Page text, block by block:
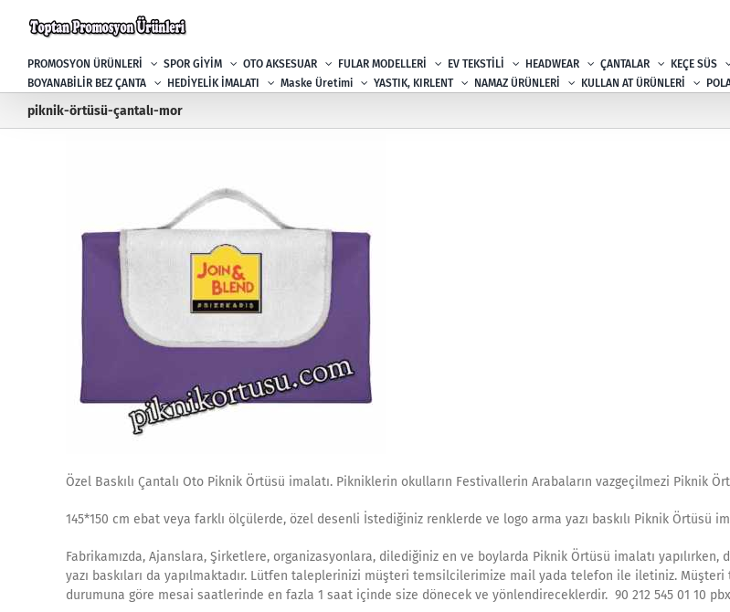
PROMOSYON ÜRÜNLERİ SPOR GİYİM OTO AKSESUAR FULAR MODELLERİ EV TEKSTİLİ HEADWEAR ÇANTALAR KEÇE SÜS
BOYANABİLİR BEZ ÇANTA
HEDİYELİK İMALATI Maske Üretimi YASTIK, KIRLENT NAMAZ ÜRÜNLERİ KULLAN AT ÜRÜNLERİ
piknik-örtüsü-çantalı-mor
Özel Baskılı Çantalı Oto Piknik Örtüsü imalatı. Pikniklerin okulların Festivallerin Arabaların vazgeçilmezi Piknik
145*150 cm ebat veya farklı ölçülerde, özel desenli İstediğiniz renklerde ve logo arma yazı baskılı Piknik Örtüsü
Fabrikamızda, Ajanslara, Şirketlere, organizasyonlara, dilediğiniz en ve boylarda Piknik Örtüsü imalatı yapılırken,
yazı baskıları da yapılmaktadır. Lütfen taleplerinizi müşteri temsilcilerimize mail yada telefon ile iletiniz.
durumuna göre mesai saatlerinde en fazla 1 saat içinde size dönecek ve yönlendireceklerdir. 90 212 545 01 10 pbx